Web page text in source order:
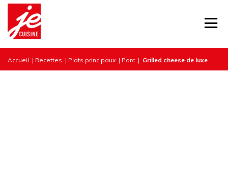
Accueil | Recettes | Plats principaux | Porc | Grilled cheese de luxe